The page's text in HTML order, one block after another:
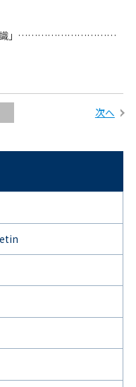
非常識」 …………………………
次へ